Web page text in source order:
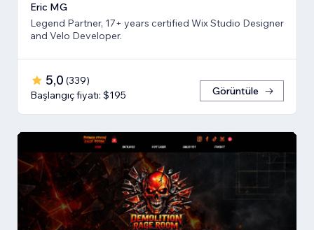
Eric MG
Legend Partner, 17+ years certified Wix Studio Designer
and Velo Developer.
5,0 (339)
Başlangıç fiyatı: $195
Görüntüle